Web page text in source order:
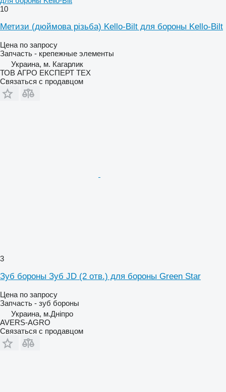
10
Метизи (дюймова різьба) Kello-Bilt для бороны Kello-Bilt
Цена по запросу
Запчасть - крепежные элементы
Украина, м. Кагарлик
ТОВ АГРО ЕКСПЕРТ ТЕХ
Связаться с продавцом
3
Зуб бороны Зуб JD (2 отв.) для бороны Green Star
Цена по запросу
Запчасть - зуб бороны
Украина, м.Дніпро
AVERS-AGRO
Связаться с продавцом